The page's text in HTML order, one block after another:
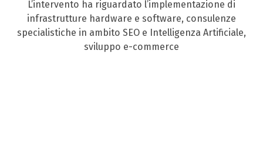
L’intervento ha riguardato l’implementazione di
infrastrutture hardware e software, consulenze
specialistiche in ambito SEO e Intelligenza Artificiale,
sviluppo e-commerce